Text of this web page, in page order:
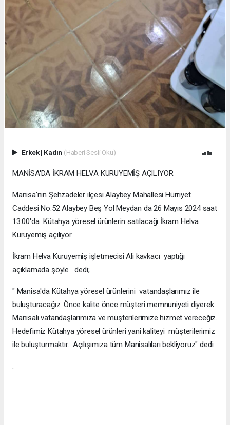
Erkek| Kadın (Haberi Sesli Oku)
MANİSA'DA İKRAM HELVA KURUYEMİŞ AÇILIYOR
Manisa'nın Şehzadeler ilçesi Alaybey Mahallesi Hürriyet
Caddesi No:52 Alaybey Beş Yol Meydan da 26 Mayıs 2024 saat
13:00'da Kütahya yöresel ürünlerin satılacağı İkram Helva
Kuruyemiş açılıyor.
İkram Helva Kuruyemiş işletmecisi Ali kavkacı yaptığı
açıklamada şöyle dedi;
" Manisa'da Kütahya yöresel ürünlerini vatandaşlarımız ile
buluşturacağız. Önce kalite önce müşteri memnuniyeti diyerek
Manisalı vatandaşlarımıza ve müşterilerimize hizmet vereceğiz.
Hedefimiz Kütahya yöresel ürünleri yani kaliteyi müşterilerimiz
ile buluşturmaktır. Açılışımıza tüm Manisalıları bekliyoruz" dedi.
.